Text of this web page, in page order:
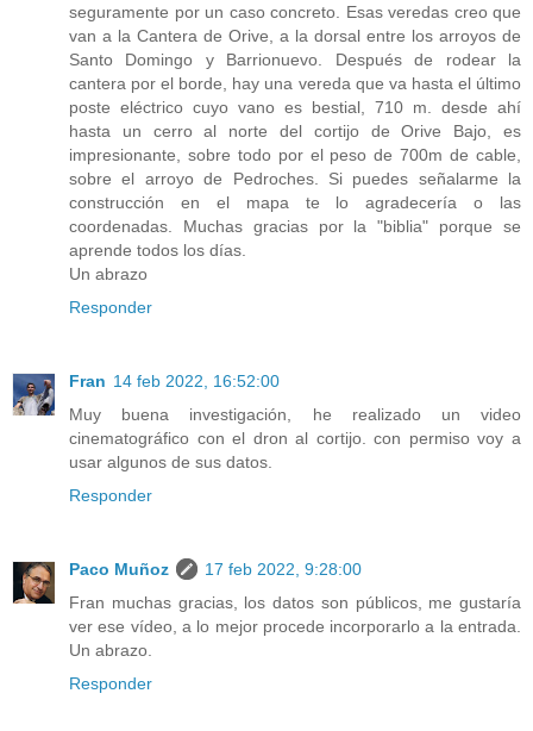
seguramente por un caso concreto. Esas veredas creo que
van a la Cantera de Orive, a la dorsal entre los arroyos de
Santo Domingo y Barrionuevo. Después de rodear la
cantera por el borde, hay una vereda que va hasta el último
poste eléctrico cuyo vano es bestial, 710 m. desde ahí
hasta un cerro al norte del cortijo de Orive Bajo, es
impresionante, sobre todo por el peso de 700m de cable,
sobre el arroyo de Pedroches. Si puedes señalarme la
construcción en el mapa te lo agradecería o las
coordenadas. Muchas gracias por la "biblia" porque se
aprende todos los días.
Un abrazo
Responder
Fran 14 feb 2022, 16:52:00
Muy buena investigación, he realizado un video
cinematográfico con el dron al cortijo. con permiso voy a
usar algunos de sus datos.
Responder
Paco Muñoz
17 feb 2022, 9:28:00
Fran muchas gracias, los datos son públicos, me gustaría
ver ese vídeo, a lo mejor procede incorporarlo a la entrada.
Un abrazo.
Responder